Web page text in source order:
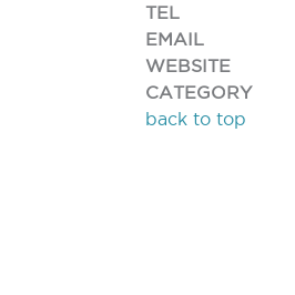
TEL
EMAIL
WEBSITE
CATEGORY
back to top